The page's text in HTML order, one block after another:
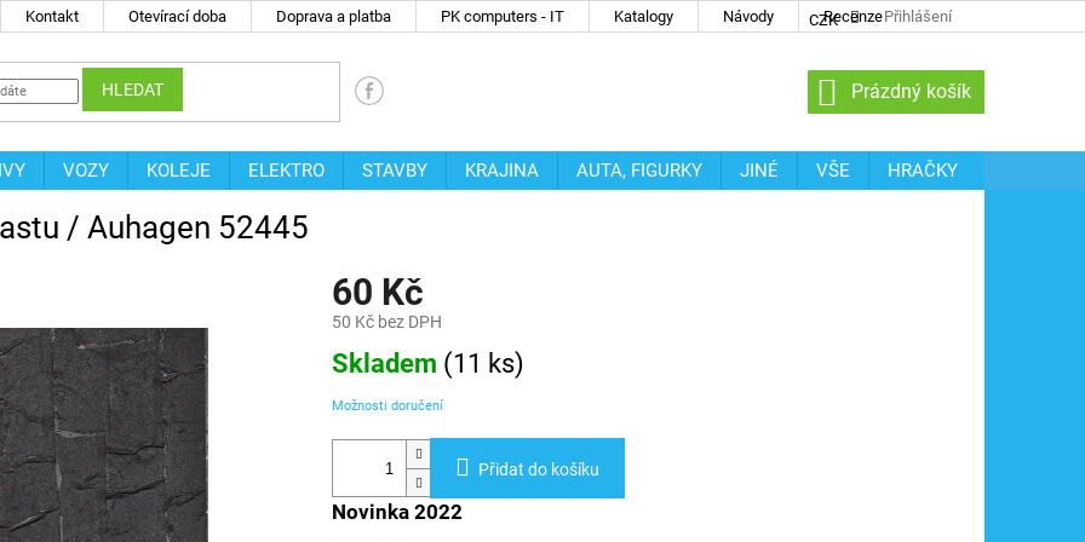
Kontakt Otevírací doba Doprava a platba PK computers - IT Katalogy Návody Recenze
CZK Přihlášení
HLEDAT
NÁKUPNÍ
KOŠÍK
Prázdný košík
VOZY KOLEJE ELEKTRO STAVBY KRAJINA AUTA, FIGURKY JINÉ VŠE
HRAČKY
/ Auhagen 52445
60 Kč
50 Kč bez DPH
Měrná
cena:
Skladem (11 ks)
Možnosti doručení
Přidat do košíku
Novinka 2022